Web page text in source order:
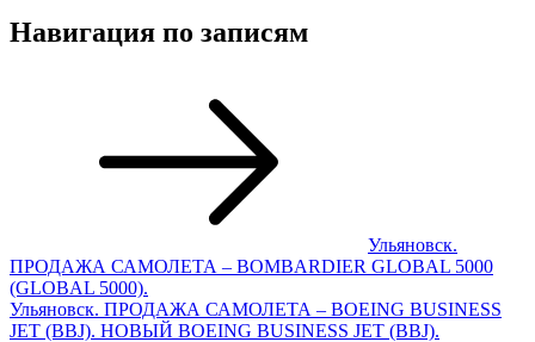
Навигация по записям
Ульяновск.
ПРОДАЖА САМОЛЕТА – BOMBARDIER GLOBAL 5000
(GLOBAL 5000).
Ульяновск. ПРОДАЖА САМОЛЕТА – BOEING BUSINESS
JET (BBJ). НОВЫЙ BOEING BUSINESS JET (BBJ).